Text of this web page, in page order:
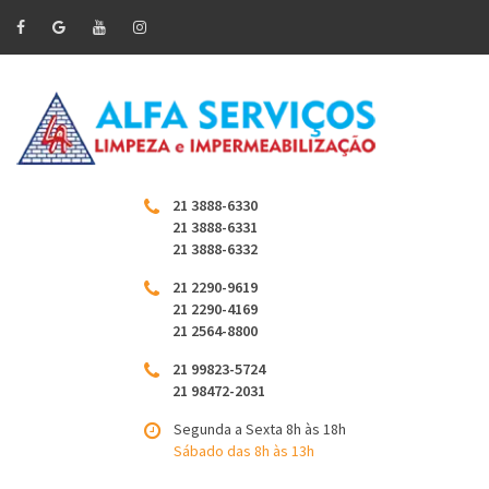
21 3888-6330
21 3888-6331
21 3888-6332
21 2290-9619
21 2290-4169
21 2564-8800
21 99823-5724
21 98472-2031
Segunda a Sexta 8h às 18h
Sábado das 8h às 13h